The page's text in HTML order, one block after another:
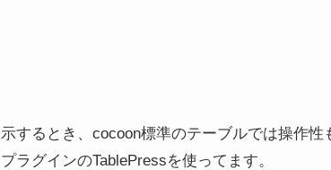
するとき、cocoon標準のテーブルでは操作性
ラグインのTablePressを使ってます。